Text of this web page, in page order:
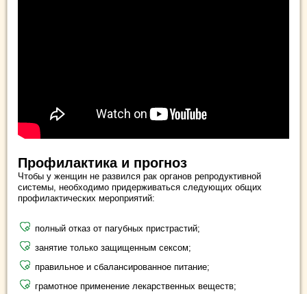
Профилактика и прогноз
Чтобы у женщин не развился рак органов репродуктивной
системы, необходимо придерживаться следующих общих
профилактических мероприятий:
полный отказ от пагубных пристрастий;
занятие только защищенным сексом;
правильное и сбалансированное питание;
грамотное применение лекарственных веществ;